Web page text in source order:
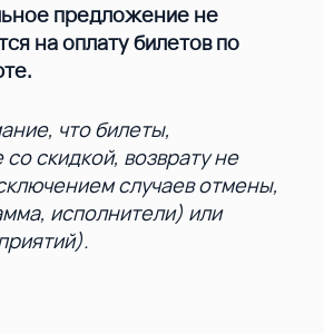
предложение не
на оплату билетов по
что билеты,
скидкой, возврату не
случаев отмены,
исполнители) или